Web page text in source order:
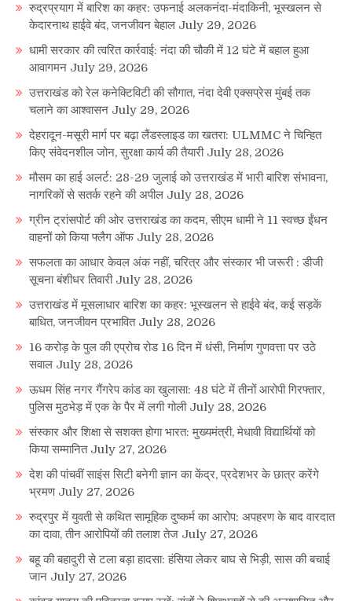
रुद्रप्रयाग में बारिश का कहर: उफनाई अलकनंदा-मंदाकिनी, भूस्खलन से
केदारनाथ हाईवे बंद, जनजीवन बेहाल July 29, 2026
धामी सरकार की त्वरित कार्रवाई: नंदा की चौकी में 12 घंटे में बहाल हुआ
आवागमन July 29, 2026
उत्तराखंड को रेल कनेक्टिविटी की सौगात, नंदा देवी एक्सप्रेस मुंबई तक
चलाने का आश्वासन July 29, 2026
देहरादून-मसूरी मार्ग पर बढ़ा लैंडस्लाइड का खतरा: ULMMC ने चिन्हित
किए संवेदनशील जोन, सुरक्षा कार्य की तैयारी July 28, 2026
मौसम का हाई अलर्ट: 28-29 जुलाई को उत्तराखंड में भारी बारिश संभावना,
नागरिकों से सतर्क रहने की अपील July 28, 2026
ग्रीन ट्रांसपोर्ट की ओर उत्तराखंड का कदम, सीएम धामी ने 11 स्वच्छ ईंधन
वाहनों को किया फ्लैग ऑफ July 28, 2026
सफलता का आधार केवल अंक नहीं, चरित्र और संस्कार भी जरूरी : डीजी
सूचना बंशीधर तिवारी July 28, 2026
उत्तराखंड में मूसलाधार बारिश का कहर: भूस्खलन से हाईवे बंद, कई सड़कें
बाधित, जनजीवन प्रभावित July 28, 2026
16 करोड़ के पुल की एप्रोच रोड 16 दिन में धंसी, निर्माण गुणवत्ता पर उठे
सवाल July 28, 2026
ऊधम सिंह नगर गैंगरेप कांड का खुलासा: 48 घंटे में तीनों आरोपी गिरफ्तार,
पुलिस मुठभेड़ में एक के पैर में लगी गोली July 28, 2026
संस्कार और शिक्षा से सशक्त होगा भारत: मुख्यमंत्री, मेधावी विद्यार्थियों को
किया सम्मानित July 27, 2026
देश की पांचवीं साइंस सिटी बनेगी ज्ञान का केंद्र, प्रदेशभर के छात्र करेंगे
भ्रमण July 27, 2026
रुद्रपुर में युवती से कथित सामूहिक दुष्कर्म का आरोप: अपहरण के बाद वारदात
का दावा, तीन आरोपियों की तलाश तेज July 27, 2026
बहू की बहादुरी से टला बड़ा हादसा: हंसिया लेकर बाघ से भिड़ी, सास की बचाई
जान July 27, 2026